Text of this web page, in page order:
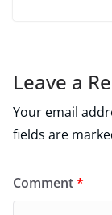
Leave a
Your email
fields are
Comment*